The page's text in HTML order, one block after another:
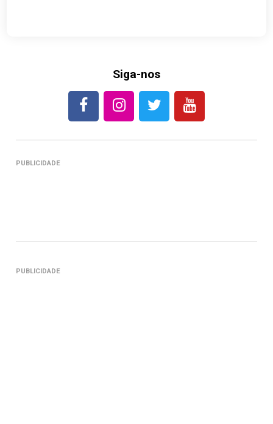
Siga-nos
PUBLICIDADE
PUBLICIDADE